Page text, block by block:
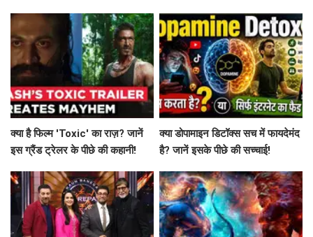
क्या है फिल्म 'Toxic' का राज़? जानें
इस ग्रैंड ट्रेलर के पीछे की कहानी!
क्या डोपामाइन डिटॉक्स सच में फायदेमंद
है? जानें इसके पीछे की सच्चाई!